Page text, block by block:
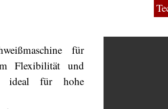
für
Flexibilität und
ideal für hohe